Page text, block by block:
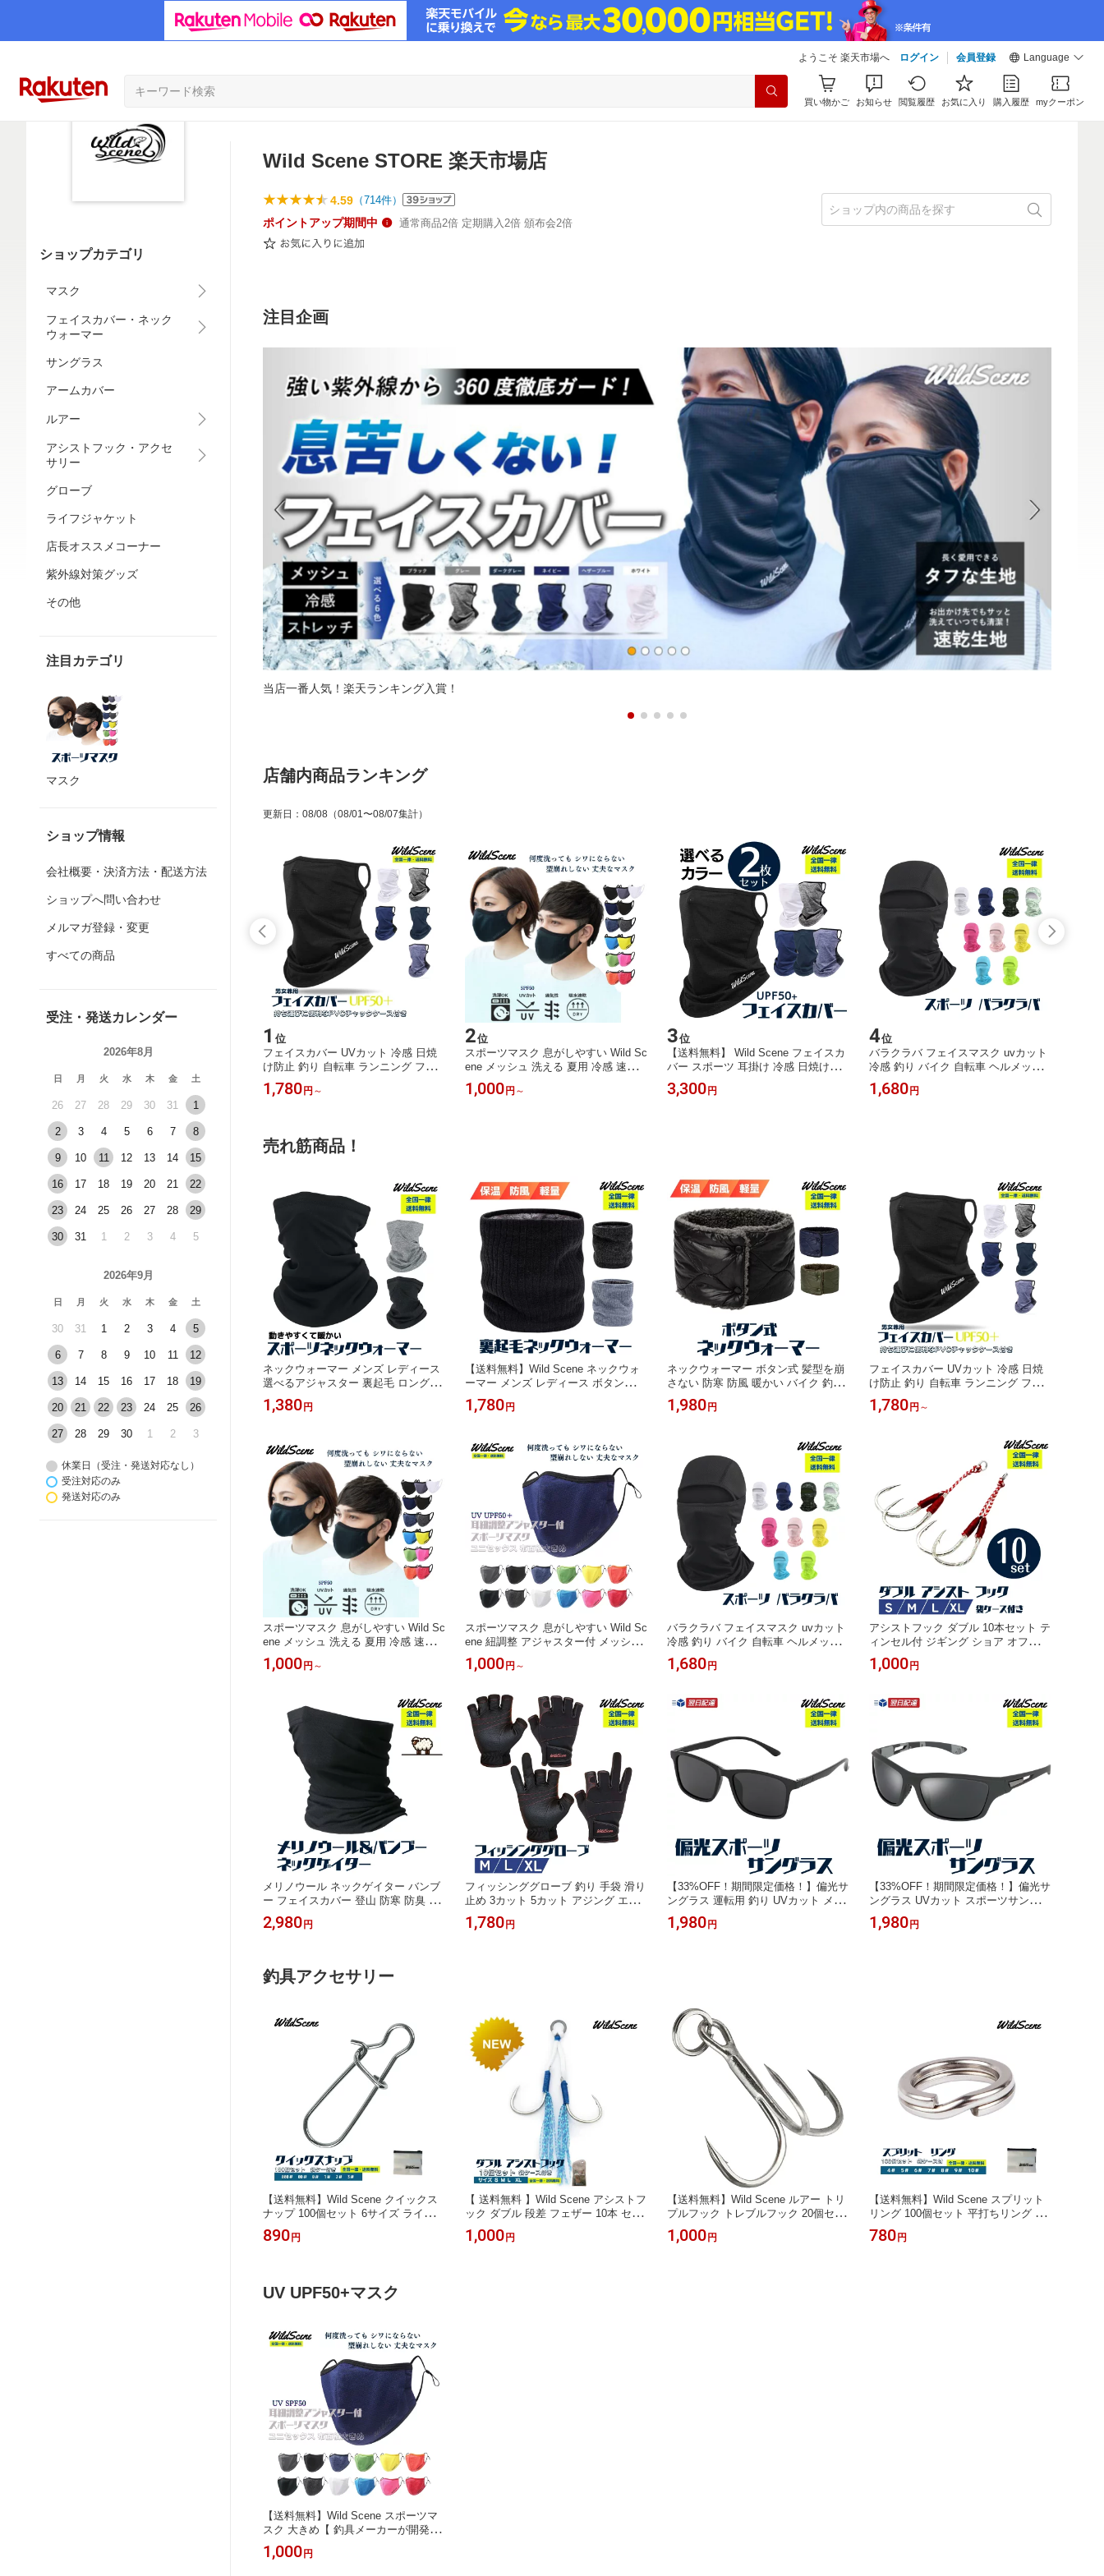
ようこそ 楽天市場へ ログイン 会員登録 Language
買い物かご お知らせ 閲覧履歴 お気に入り 購入履歴 myクーポン
ショップカテゴリ
マスク
フェイスカバー・ネック
ウォーマー
サングラス
アームカバー
ルアー
アシストフック・アクセ
サリー
グローブ
ライフジャケット
店長オススメコーナー
紫外線対策グッズ
その他
注目カテゴリ
マスク
ショップ情報
会社概要・決済方法・配送方法
ショップへ問い合わせ
メルマガ登録・変更
すべての商品
受注・発送カレンダー
2026年8月
日 月 火 水 木 金 土
26 27 28 29 30 31 1
2 3 4 5 6 7 8
9 10 11 12 13 14 15
16 17 18 19 20 21 22
23 24 25 26 27 28 29
30 31 1 2 3 4 5
2026年9月
日 月 火 水 木 金 土
30 31 1 2 3 4 5
6 7 8 9 10 11 12
13 14 15 16 17 18 19
20 21 22 23 24 25 26
27 28 29 30 1 2 3
休業日（受注・発送対応なし）
受注対応のみ
発送対応のみ
Wild Scene STORE 楽天市場店
4.59 （714件）
ポイントアップ期間中 通常商品2倍 定期購入2倍 頒布会2倍
注目企画
当店一番人気！楽天ランキング入賞！
店舗内商品ランキング
更新日 ： 08/08 （08/01〜08/07集計）
【期間限定★半額】 トリプルフック
釣り ルアー フック 交換 ソルト 錆に
500
1 位
フェイスカバー UVカット 冷感 日焼
け防止 釣り 自転車 ランニング フェ
イスマスク バイク ネックガード 紫外
線対策 吸汗速乾 耳かけ スポーツ メ
1,780円 ～
2位
スポーツマスク 息がしやすい Wild Sc
ene メッシュ 洗える 夏用 冷感 速乾
メンズ レディース 運動 ジム ランニ
ング 花粉
1,000円 ～
3位
【送料無料】 Wild Scene フェイスカ
バー スポーツ 耳掛け 冷感 日焼け防
止 UVカット 2枚セット 選べる カラ
ー 2色 UPF50+ / 息苦しくない フェ
3,300円
4位
バラクラバ フェイスマスク uvカット
冷感 釣り バイク 自転車 ヘルメット
インナー 紫外線対策 目出し帽 吸汗速
乾 WildScene
1,680円
売れ筋商品！
ネックウォーマー メンズ レディース
選べるアジャスター 裏起毛 ロング 暖
かい 防寒 防風 登山 釣り 現場作業 冬
物処分
1,380円
【送料無料】Wild Scene ネックウォ
ーマー メンズ レディース ボタン式
冬用 無地 防寒 防風 暖かい 伸縮 柔ら
かい/アウトドア スポーツ バイク 釣
1,780円
ネックウォーマー ボタン式 髪型を崩
さない 防寒 防風 暖かい バイク 釣り
登山 現場作業 ゴルフ メンズ レディ
ース 冬物処分
1,980円
フェイスカバー UVカット 冷感 日焼
け防止 釣り 自転車 ランニング フェ
イスマスク バイク ネックガード 紫外
線対策 吸汗速乾 耳かけ スポーツ メ
1,780円 ～
スポーツマスク 息がしやすい Wild Sc
ene メッシュ 洗える 夏用 冷感 速乾
メンズ レディース 運動 ジム ランニ
ング 花粉
1,000円 ～
スポーツマスク 息がしやすい Wild Sc
ene 紐調整 アジャスター付 メッシュ
洗える 丈夫 タフ設計 ランニング 運
動 飛沫 花粉
1,000円 ～
バラクラバ フェイスマスク uvカット
冷感 釣り バイク 自転車 ヘルメット
インナー 紫外線対策 目出し帽 吸汗速
乾 WildScene
1,680円
アシストフック ダブル 10本セット テ
ィンセル付 ジギング ショア オフショ
ア メタルジグ 針 青物 シーバス マダ
イ 釣り具
1,000円
メリノウール ネックゲイター バンブ
ー フェイスカバー 登山 防寒 防臭 吸
湿 調温 ネックウォーマー スキー ス
ノボ 釣り
2,980円
フィッシンググローブ 釣り 手袋 滑り
止め 3カット 5カット アジング エギ
ング ハイグリップ 吸汗速乾 メンズ
レディース
1,780円
【33%OFF！期間限定価格！】偏光サ
ングラス 運転用 釣り UVカット メン
ズ レディース バイク 自転車 紫外線
対策 釣り具 ゴルフ スポーツサングラ
1,980円
【33%OFF！期間限定価格！】偏光サ
ングラス UVカット スポーツサングラ
ス 釣り 運転 ゴルフ バイク 農作業 紫
外線対策 メンズ レディース WildSce
1,980円
釣具アクセサリー
【送料無料】Wild Scene クイックス
ナップ 100個セット 6サイズ ライトゲ
ーム ～ ショアジギング ルアー チェ
ンジ に最適 スナップ 釣り用品 釣り
890円
【 送料無料 】Wild Scene アシストフ
ック ダブル 段差 フェザー 10本 セッ
ト ソリッドリング 装着 ルアー フッ
ク メタルジグ フロント リア フック
1,000円
【送料無料】Wild Scene ルアー トリ
プルフック トレブルフック 20個セッ
ト 交換用スプリットリング付属 【 メ
タルジグ のフック 】
1,000円
【送料無料】Wild Scene スプリット
リング 100個セット 平打ちリング ル
アー フック トレブルフック 交換に最
適
780円
UV UPF50+マスク
【送料無料】Wild Scene スポーツマ
スク 大きめ【 釣具メーカーが開発し
た 冷感マスク 】 男女兼用 調整可能
アジャスタータイプ 繰り返し 洗える
1,000円